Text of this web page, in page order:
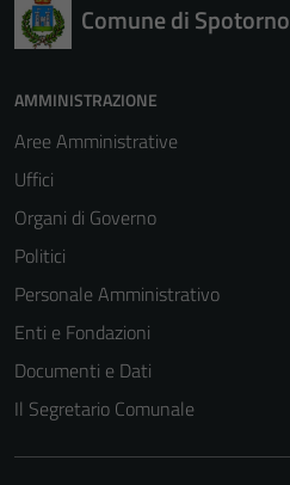
Comune di Spotorno
AMMINISTRAZIONE
Aree Amministrative
Uffici
Organi di Governo
Politici
Personale Amministrativo
Enti e Fondazioni
Documenti e Dati
Il Segretario Comunale